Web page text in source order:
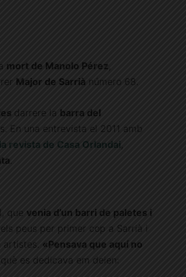
mort de Manolo Pérez
Major de Sarrià número 68.
darrere la barra del
En una entrevista el 2011 amb
revista de Casa Orlandai,
que venia d’un barri de paletes i
peus per primer cop a Sarrià i
«Pensava que aquí no
es dedicava em deien: